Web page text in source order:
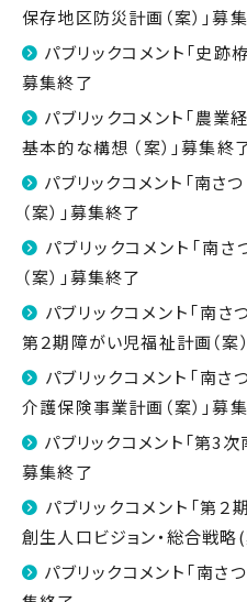
保存地区防災計画（案）」募
パブリックコメント「史跡
募集終了
パブリックコメント「農
基本的な構想 （案）」募集終
パブリックコメント「南
（案）」募集終了
パブリックコメント「南
（案）」募集終了
パブリックコメント「南
第２期障がい児福祉計画（案
パブリックコメント「南
介護保険事業計画（案）」募
パブリックコメント「第3
募集終了
パブリックコメント「第２
創生人口ビジョン・総合戦略
パブリックコメント「南さ